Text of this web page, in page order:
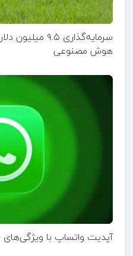
سرمایه‌گذاری
هوش مصنوعی
آپدیت‌ واتساپ با